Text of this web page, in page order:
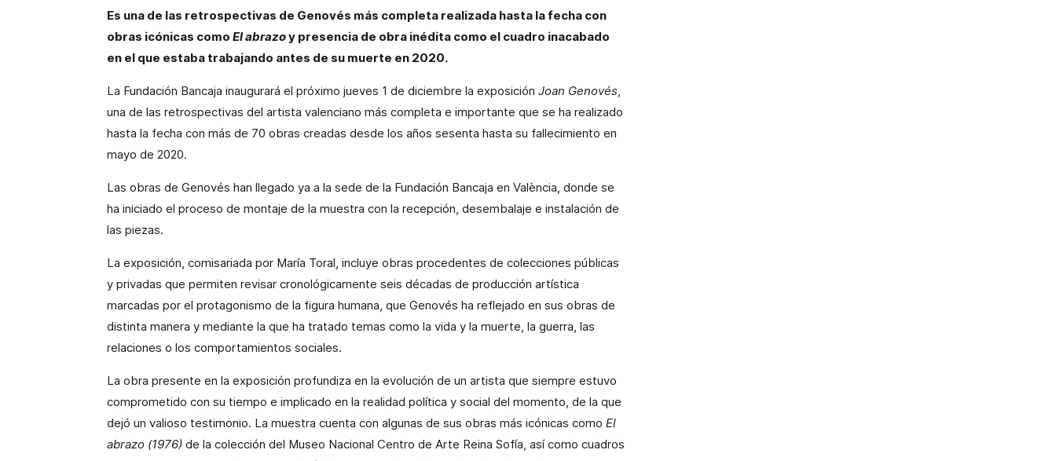
Es una de las retrospectivas de Genovés más completa realizada hasta la fecha con
obras icónicas como El abrazoy presencia de obra inédita como el cuadro inacabado
en el que estaba trabajando antes de su muerte en 2020.
La Fundación Bancaja inaugurará el próximo jueves 1 de diciembre la exposición Joan Genovés,
una de las retrospectivas del artista valenciano más completa e importante que se ha realizado
hasta la fecha con más de 70 obras creadas desde los años sesenta hasta su fallecimiento en
mayo de 2020.
Las obras de Genovés han llegado ya a la sede de la Fundación Bancaja en València, donde se
ha iniciado el proceso de montaje de la muestra con la recepción, desembalaje e instalación de
las piezas.
La exposición, comisariada por María Toral, incluye obras procedentes de colecciones públicas
y privadas que permiten revisar cronológicamente seis décadas de producción artística
marcadas por el protagonismo de la figura humana, que Genovés ha reflejado en sus obras de
distinta manera y mediante la que ha tratado temas como la vida y la muerte, la guerra, las
relaciones o los comportamientos sociales.
La obra presente en la exposición profundiza en la evolución de un artista que siempre estuvo
comprometido con su tiempo e implicado en la realidad política y social del momento, de la que
dejó un valioso testimonio. La muestra cuenta con algunas de sus obras más icónicas como El
abrazo (1976) de la colección del Museo Nacional Centro de Arte Reina Sofía, así como cuadros